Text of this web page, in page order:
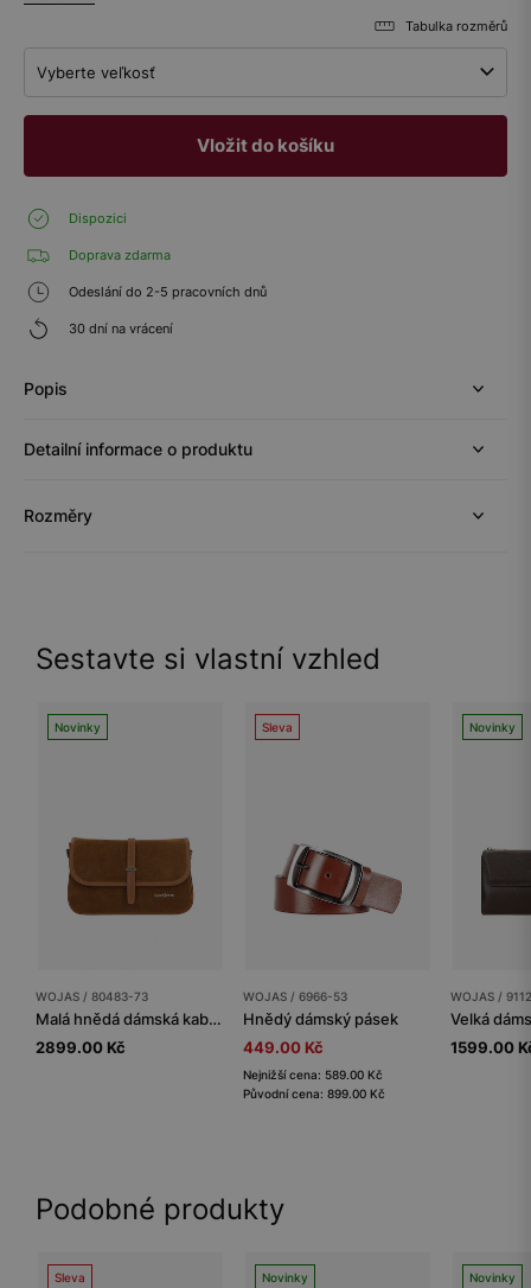
Tabulka rozměrů
Vyberte veľkosť
Vložit do košíku
Dispozici
Doprava zdarma
Odeslání do 2-5 pracovních dnů
30 dní na vrácení
Popis
Detailní informace o produktu
Rozměry
Sestavte si vlastní vzhled
Novinky
WOJAS / 80483-73
Malá hnědá dámská kabelka z kombinované kůže
2899.00 Kč
Sleva
WOJAS / 6966-53
Hnědý dámský pásek
449.00 Kč
Nejnižší cena: 589.00 Kč
Původní cena: 899.00 Kč
Novinky
WOJAS /
1599.00
Podobné produkty
Sleva Novinky Novinky